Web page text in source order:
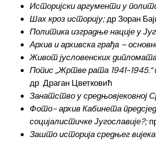
Историјски аргументи у
Шах кроз историју;др Зоран
Политика изградње нације у
Архив и архивска грађа –
Живот јусловенских
Попис „Жртве рата 1941-1945.“
др Драган Цветковић
Занатство у средњовјековној
Фото- архив Кабинета
социјалистичке Југославије?;
Зашто историја средњег